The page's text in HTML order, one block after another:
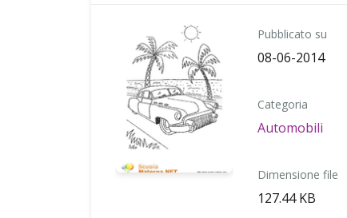
Pubblicato su
08-06-2014
Categoria
Automobili
Dimensione file
127.44 KB